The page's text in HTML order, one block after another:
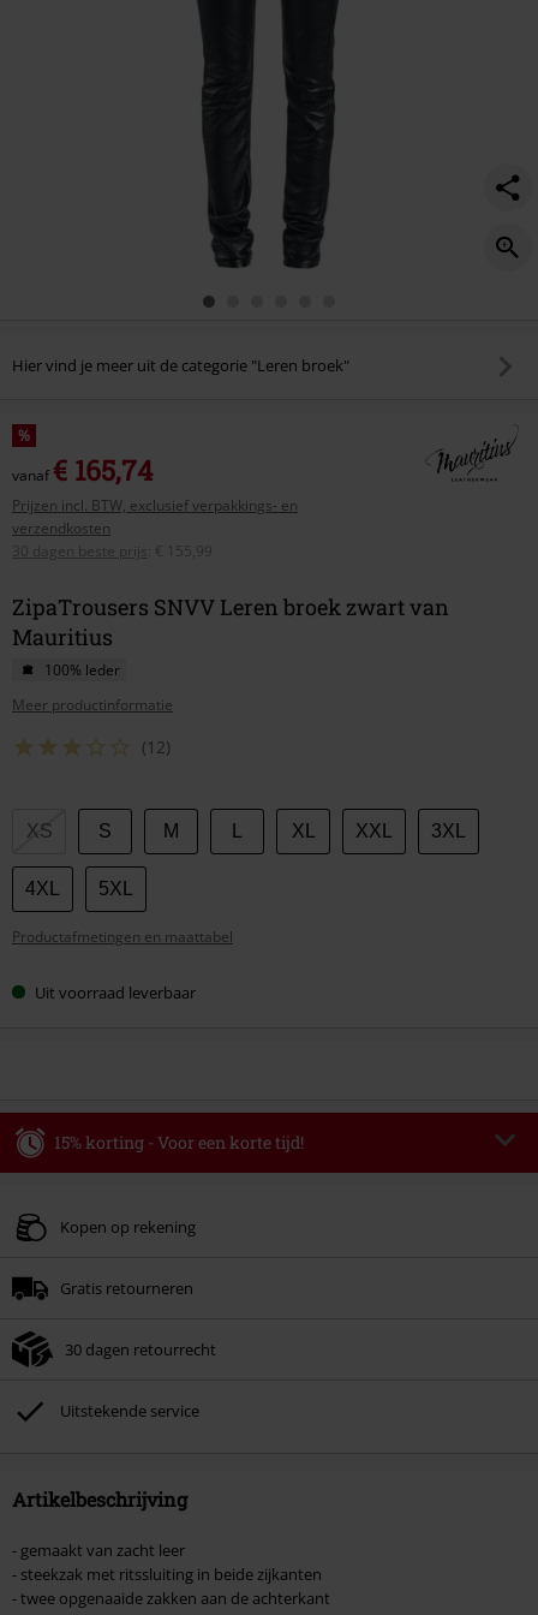
Hier vind je meer uit de categorie "Leren broek"
%
vanaf€ 165,74
Prijzen incl. BTW, exclusief verpakkings- en
verzendkosten
30 dagen beste prijs
€ 155,99
ZipaTrousers SNVV Leren broek zwart van
Mauritius
100% leder
Meer productinformatie
(12)
Kies
maat
XS S M XL XXL 3XL
4XL 5XL
Productafmetingen en maattabel
Uit voorraad leverbaar
15% korting - Voor een korte tijd!
Geldig t/m 09-08-2026
Zodra je de code hebt ingevoerd, wordt de korting automatisch verrekend in
Kan niet gecombineerd worden met andere kortingscodes. Boeken, media,
Toten Hosen, Metality, cadeaubonnen en artikelen met een inbegrepen
donatie zijn uitgesloten van de korting.
Kopen op rekening
Gratis retourneren
30 dagen retourrecht
Uitstekende service
Artikelbeschrijving
- gemaakt van zacht leer
- steekzak met ritssluiting in beide zijkanten
- twee opgenaaide zakken aan de achterkant